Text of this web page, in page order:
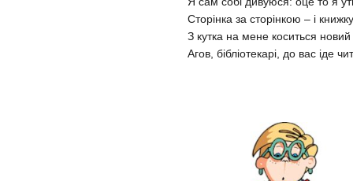
Сторінка за сторінкою – і
З кутка на мене коситься
Агов, бібліотекарі, до вас іде